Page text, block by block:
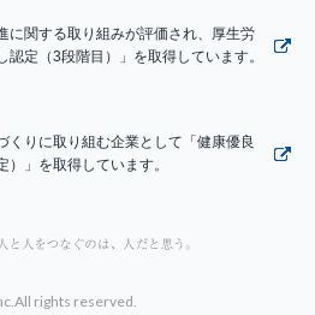
に関する取り組みが評価され、厚生労
認定（3段階目）」を取得しています。
くりに取り組む企業として「健康優良
）」を取得しています。
rights reserved.